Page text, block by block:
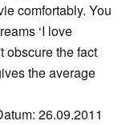
comfortably. You
‘I love
obscure the fact
the average
26.09.2011